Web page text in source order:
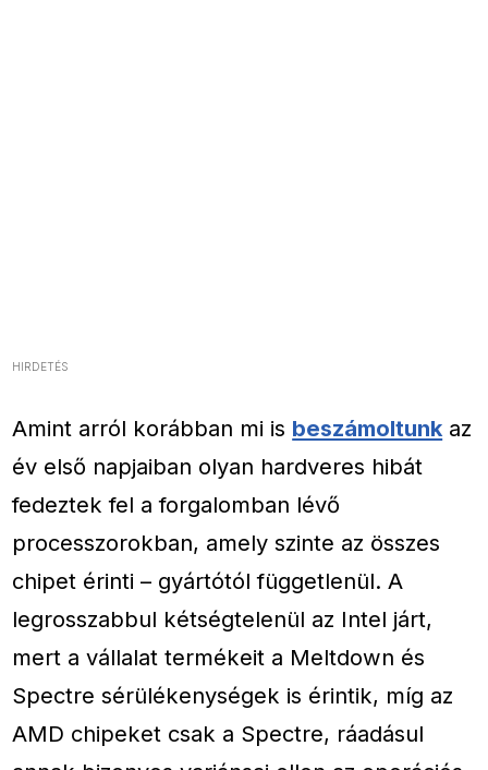
HIRDETÉS
Amint arról korábban mi is beszámoltunkaz
év első napjaiban olyan hardveres hibát
fedeztek fel a forgalomban lévő
processzorokban, amely szinte az összes
chipet érinti – gyártótól függetlenül. A
legrosszabbul kétségtelenül az Intel járt,
mert a vállalat termékeit a Meltdown és
Spectre sérülékenységek is érintik, míg az
AMD chipeket csak a Spectre, ráadásul